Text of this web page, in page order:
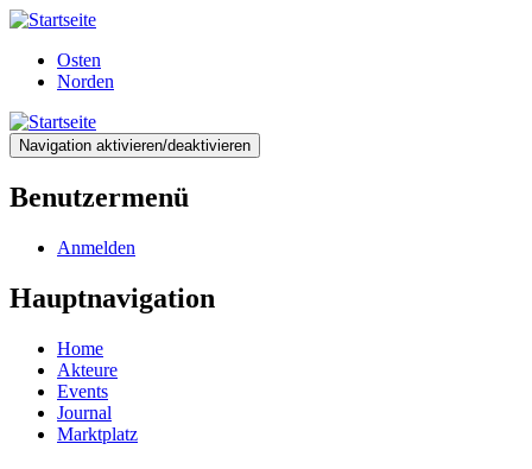
Direkt
Inhalt
Osten
Norden
Navigation aktivieren/deaktivieren
Benutzermenü
Anmelden
Hauptnavigation
Home
Akteure
Events
Journal
Marktplatz